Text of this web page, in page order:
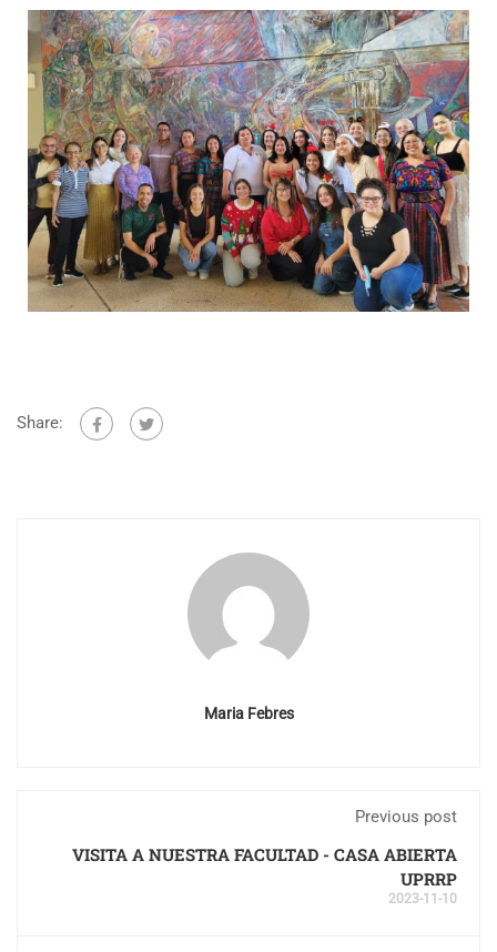
Share:
Maria Febres
Previous post
VISITA A NUESTRA FACULTAD - CASA ABIERTA
UPRRP
2023-11-10